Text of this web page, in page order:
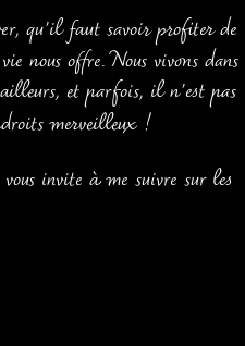
qu'il faut savoir profiter de
nous offre. Nous vivons dans
et parfois, il n'est pas
merveilleux !
invite à me suivre sur les